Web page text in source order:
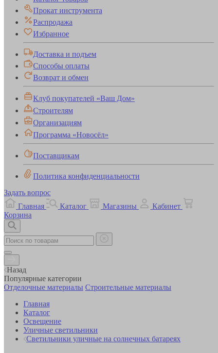
Прокат инструмента
Распродажа
Избранное
Доставка и подъем
Способы оплаты
Возврат и обмен
Клуб покупателей «Ваш Дом»
Строителям
Организациям
Программа «Новосёл»
Поставщикам
Политика конфиденциальности
Задать вопрос
Главная
Каталог Магазины
Кабинет
Корзина
Назад
Популярные категории
Отделочные материалы Строительные материалы
Главная
Каталог
Освещение
Уличные светильники
Светильники уличные на солнечных батареях